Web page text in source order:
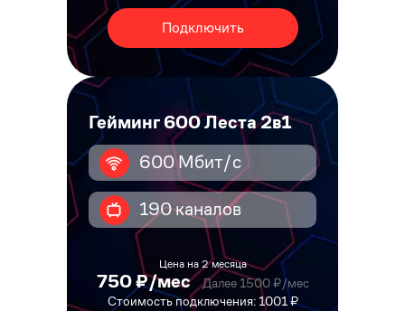
Подключить
Гейминг 600 Леста 2в1
600 Мбит/с
190 каналов
Цена на 2 месяца
750 ₽/мес
Далее 1500 ₽/мес
Стоимость подключения: 1001 ₽